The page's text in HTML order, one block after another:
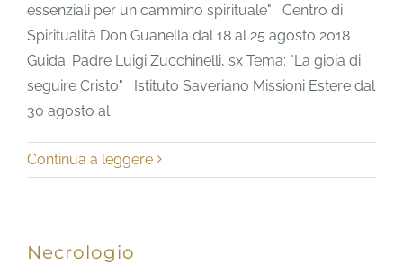
essenziali per un cammino spirituale" Centro di
Spiritualità Don Guanella dal 18 al 25 agosto 2018
Guida: Padre Luigi Zucchinelli, sx Tema: "La gioia di
seguire Cristo" Istituto Saveriano Missioni Estere dal
30 agosto al
Continua a leggere
Necrologio